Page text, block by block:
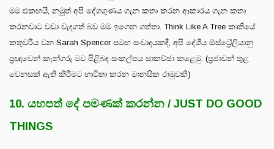
මම එකඟයි, නමුත් අපි දේශගුණය ගැන කතා කරන ආකාරය ගැන කතා
කරනවාට වඩා වැදගත් බව මම ඉගෙන ගත්තා. Think Like A Tree කෘතියේ
කතුවරිය වන Sarah Spencer සමඟ සංවාදයකදී, අපි දේශීය ඕස්ට්‍රේලියානු
ප්‍රඥාවෙන් කැන්ගරු මව පිළිබඳ සංකල්පය සාකච්ඡා කළෙමු. (ප්‍රජාවන් තුළ
වෙනසක් ඇති කිරීමට භාවිතා කරන මානසික රාමුවකි)
10. යහපත් දේ පමණක් කරන්න / JUST DO GOOD
THINGS